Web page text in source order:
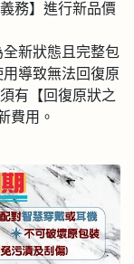
務】進行新品價
新狀態且完整包
導致無法回復原
有【回復原狀之
費用。